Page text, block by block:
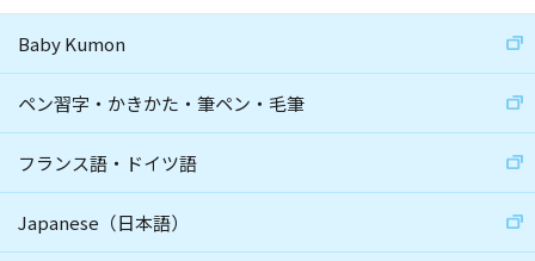
Baby Kumon
ペン習字・かきかた・筆ペン・毛筆
フランス語・ドイツ語
Japanese（日本語）